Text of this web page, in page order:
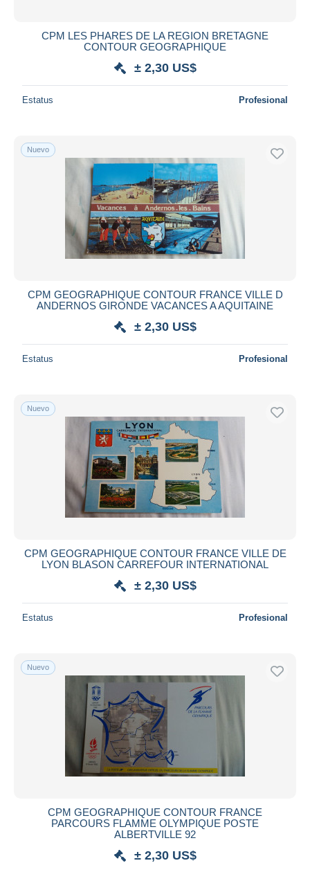
CPM LES PHARES DE LA REGION BRETAGNE
CONTOUR GEOGRAPHIQUE
± 2,30 US$
Estatus Profesional
Nuevo
CPM GEOGRAPHIQUE CONTOUR FRANCE VILLE D
ANDERNOS GIRONDE VACANCES A AQUITAINE
± 2,30 US$
Estatus Profesional
Nuevo
CPM GEOGRAPHIQUE CONTOUR FRANCE VILLE DE
LYON BLASON CARREFOUR INTERNATIONAL
± 2,30 US$
Estatus Profesional
Nuevo
CPM GEOGRAPHIQUE CONTOUR FRANCE
PARCOURS FLAMME OLYMPIQUE POSTE
ALBERTVILLE 92
± 2,30 US$